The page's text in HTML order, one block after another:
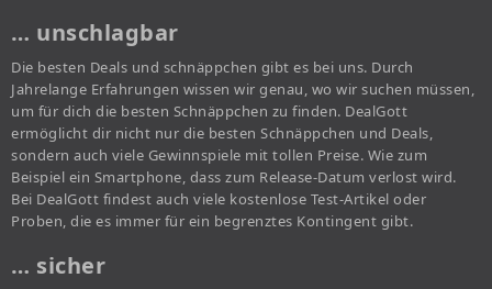
… unschlagbar
Die besten Deals und schnäppchen gibt es bei uns. Durch
Jahrelange Erfahrungen wissen wir genau, wo wir suchen müssen,
um für dich die besten Schnäppchen zu finden. DealGott
ermöglicht dir nicht nur die besten Schnäppchen und Deals,
sondern auch viele Gewinnspiele mit tollen Preise. Wie zum
Beispiel ein Smartphone, dass zum Release-Datum verlost wird.
Bei DealGott findest auch viele kostenlose Test-Artikel oder
Proben, die es immer für ein begrenztes Kontingent gibt.
… sicher